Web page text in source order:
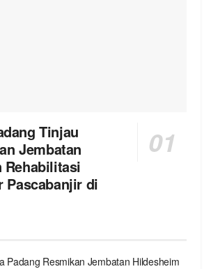
Tinjau
Jembatan
Pascabanjir di
Padang Resmikan Jembatan Hildesheim